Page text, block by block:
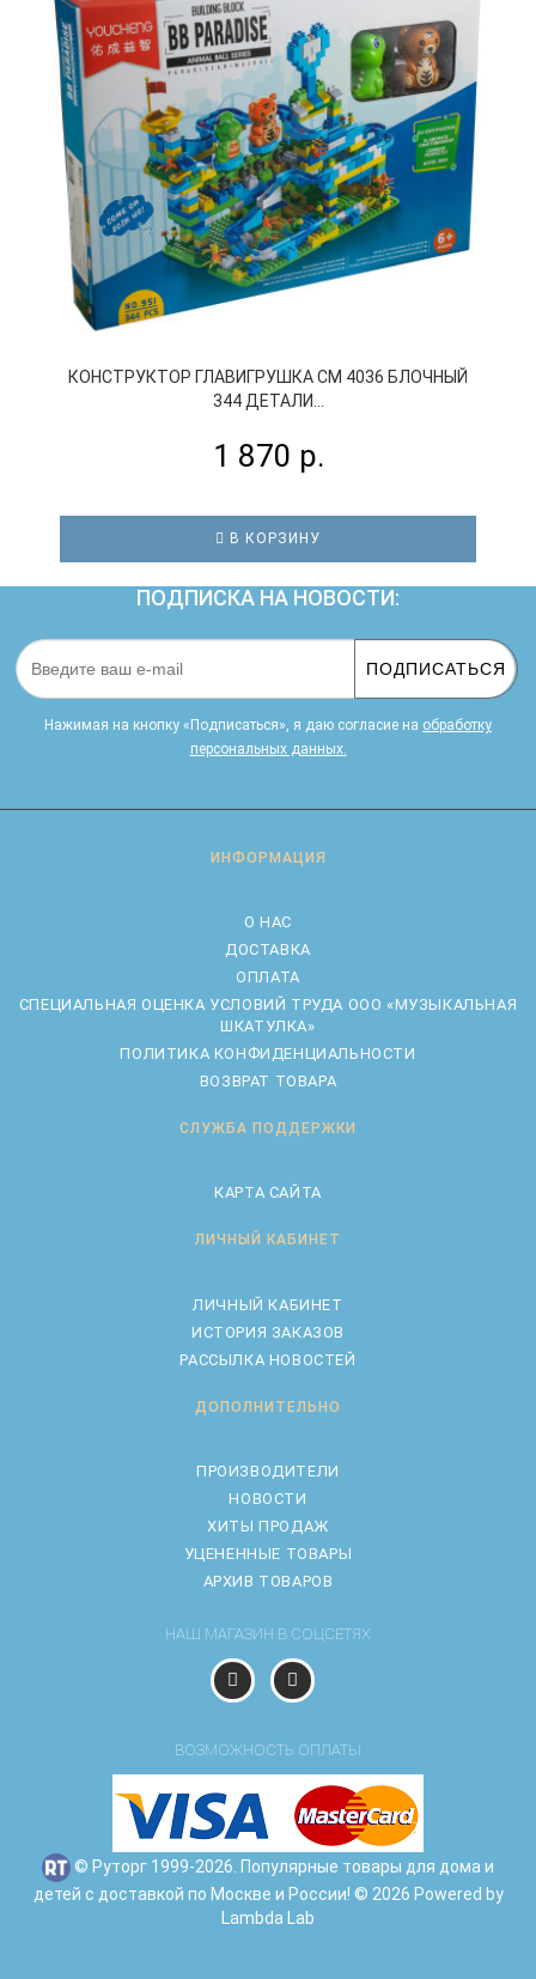
КОНСТРУКТОР ГЛАВИГРУШКА СM 4036 БЛОЧНЫЙ
344 ДЕТАЛИ...
1 870 р.
В КОРЗИНУ
ПОДПИСКА НА НОВОСТИ:
ПОДПИСАТЬСЯ
Нажимая на кнопку «Подписаться», я даю cогласие на обработку
персональных данных.
ИНФОРМАЦИЯ
О НАС
ДОСТАВКА
ОПЛАТА
CПЕЦИАЛЬНАЯ ОЦЕНКА УСЛОВИЙ ТРУДА ООО «МУЗЫКАЛЬНАЯ
ШКАТУЛКА»
ПОЛИТИКА КОНФИДЕНЦИАЛЬНОСТИ
ВОЗВРАТ ТОВАРА
СЛУЖБА ПОДДЕРЖКИ
КАРТА САЙТА
ЛИЧНЫЙ КАБИНЕТ
ЛИЧНЫЙ КАБИНЕТ
ИСТОРИЯ ЗАКАЗОВ
РАССЫЛКА НОВОСТЕЙ
ДОПОЛНИТЕЛЬНО
ПРОИЗВОДИТЕЛИ
НОВОСТИ
ХИТЫ ПРОДАЖ
УЦЕНЕННЫЕ ТОВАРЫ
АРХИВ ТОВАРОВ
НАШ МАГАЗИН В СОЦСЕТЯХ
ВОЗМОЖНОСТЬ ОПЛАТЫ
© Руторг 1999-2026. Популярные товары для дома и
детей с доставкой по Москве и России! © 2026 Powered by
Lambda Lab